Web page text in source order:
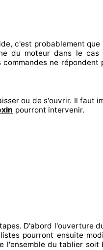
c'est probablement que
du moteur dans le cas
commandes ne répondent
ou de s'ouvrir. Il faut
pourront intervenir.
D'abord l'ouverture
pourront ensuite
l'ensembledu tablier soit